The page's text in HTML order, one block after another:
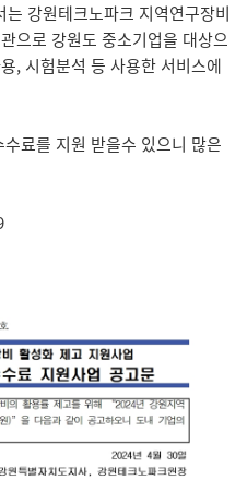
강원테크노파크 지역연구장비
으로 강원도 중소기업을 대상으
, 시험분석 등 사용한 서비스에
료를 지원 받을수 있으니 많은